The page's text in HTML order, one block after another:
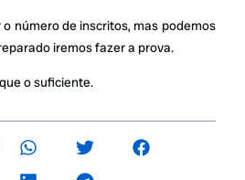
número de inscritos, mas podemos
iremos fazer a prova.
o suficiente.